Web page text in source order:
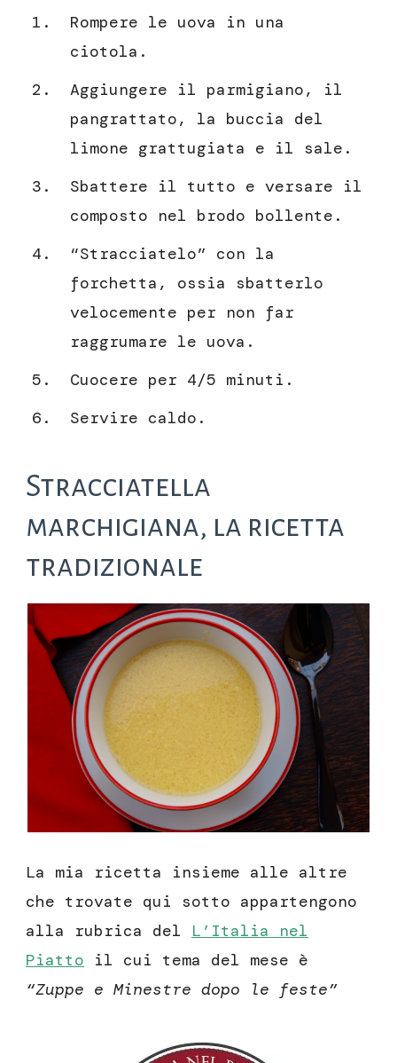
Rompere le uova in una
ciotola.
Aggiungere il parmigiano, il
pangrattato, la buccia del
limone grattugiata e il sale.
Sbattere il tutto e versare il
composto nel brodo bollente.
“Stracciatelo” con la
forchetta, ossia sbatterlo
velocemente per non far
raggrumare le uova.
Cuocere per 4/5 minuti.
Servire caldo.
Stracciatella
marchigiana, la ricetta
tradizionale
La mia ricetta insieme alle altre
che trovate qui sotto appartengono
alla rubrica del L’Italia nel
Piatto il cui tema del mese è
“Zuppe e Minestre dopo le feste”